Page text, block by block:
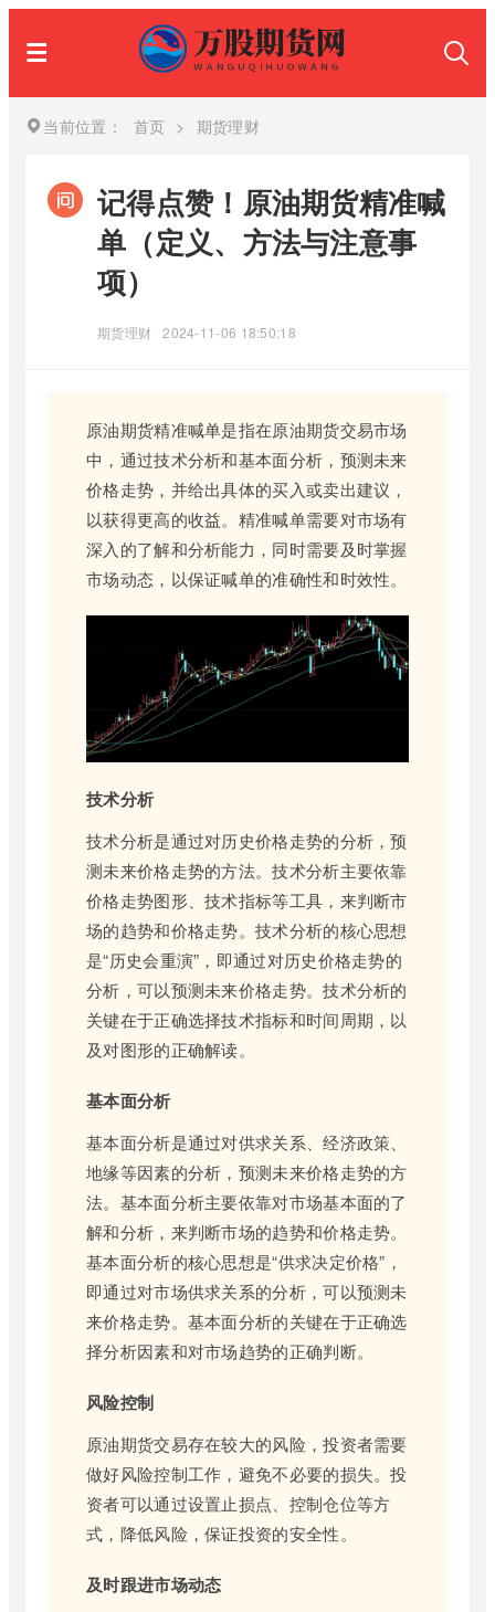
当前位置： 首页 > 期货理财
记得点赞！原油期货精准喊
单（定义、方法与注意事
项）
期货理财 2024-11-06 18:50:18
原油期货精准喊单是指在原油期货交易市场
中，通过技术分析和基本面分析，预测未来
价格走势，并给出具体的买入或卖出建议，
以获得更高的收益。精准喊单需要对市场有
深入的了解和分析能力，同时需要及时掌握
市场动态，以保证喊单的准确性和时效性。
技术分析
技术分析是通过对历史价格走势的分析，预
测未来价格走势的方法。技术分析主要依靠
价格走势图形、技术指标等工具，来判断市
场的趋势和价格走势。技术分析的核心思想
是“历史会重演”，即通过对历史价格走势的
分析，可以预测未来价格走势。技术分析的
关键在于正确选择技术指标和时间周期，以
及对图形的正确解读。
基本面分析
基本面分析是通过对供求关系、经济政策、
地缘等因素的分析，预测未来价格走势的方
法。基本面分析主要依靠对市场基本面的了
解和分析，来判断市场的趋势和价格走势。
基本面分析的核心思想是“供求决定价格”，
即通过对市场供求关系的分析，可以预测未
来价格走势。基本面分析的关键在于正确选
择分析因素和对市场趋势的正确判断。
风险控制
原油期货交易存在较大的风险，投资者需要
做好风险控制工作，避免不必要的损失。投
资者可以通过设置止损点、控制仓位等方
式，降低风险，保证投资的安全性。
及时跟进市场动态